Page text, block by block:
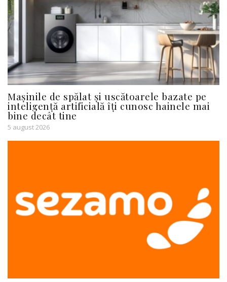
Mașinile de spălat și uscătoarele bazate pe
inteligență artificială îți cunosc hainele mai
bine decât tine
5 august 2026